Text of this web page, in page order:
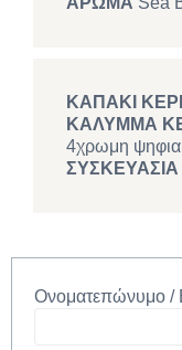
ΚΑΠΑΚΙ
ΚΑΛΥΜΜΑ
4χρωμη
Ονοματεπώνυμο /